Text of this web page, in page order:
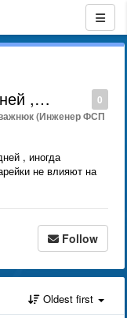
0
,…
(Инженер ФСП
, иногда
не влияют на
Follow
Oldest first